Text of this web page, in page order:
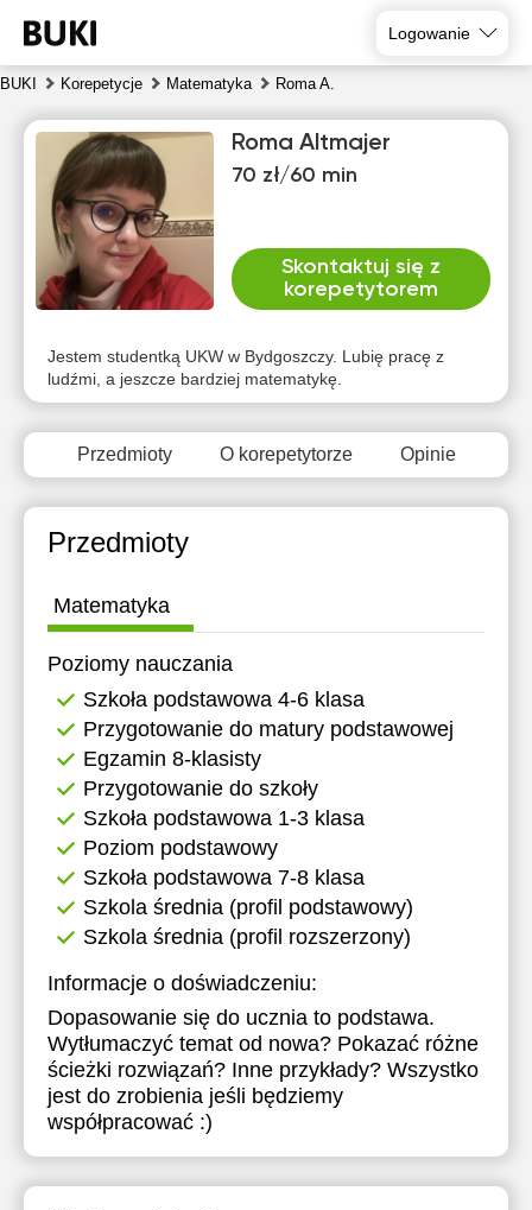
Logowanie
BUKI Korepetycje Matematyka Roma A.
Roma Altmajer
70 zł/60 min
Skontaktuj się z
korepetytorem
Jestem studentką UKW w Bydgoszczy. Lubię pracę z
ludźmi, a jeszcze bardziej matematykę.
Przedmioty O korepetytorze Opinie
Przedmioty
Matematyka
Poziomy nauczania
Szkoła podstawowa 4-6 klasa
Przygotowanie do matury podstawowej
Egzamin 8-klasisty
Przygotowanie do szkoły
Szkoła podstawowa 1-3 klasa
Poziom podstawowy
Szkoła podstawowa 7-8 klasa
Szkola średnia (profil podstawowy)
Szkola średnia (profil rozszerzony)
Informacje o doświadczeniu:
Dopasowanie się do ucznia to podstawa.
Wytłumaczyć temat od nowa? Pokazać różne
ścieżki rozwiązań? Inne przykłady? Wszystko
jest do zrobienia jeśli będziemy
współpracować :)
7
8
9
10
11
Brak
dostępnych
terminów
10:30
11:00
10:30
11:00
Brak
dostępnych
terminów
Brak
dostępnych
terminów
Brak
dostępnych
terminów